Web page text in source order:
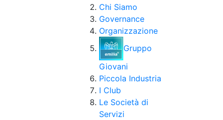
Chi Siamo
Governance
Organizzazione
Gruppo
Giovani
Piccola Industria
I Club
Le Società di
Servizi